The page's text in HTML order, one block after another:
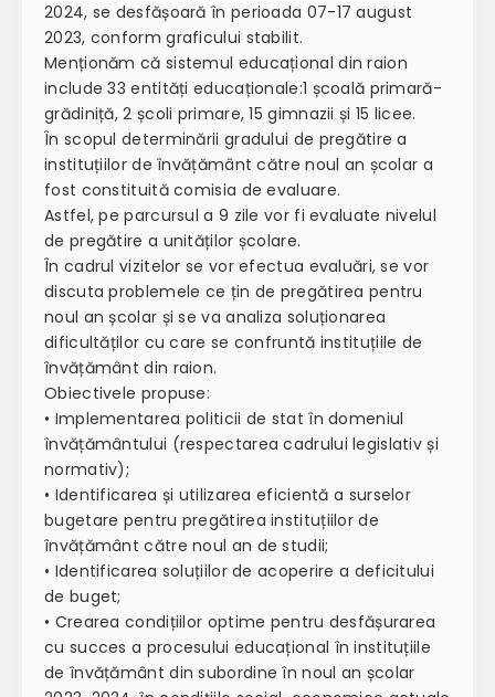
2024, se desfășoară în perioada 07-17 august
2023, conform graficului stabilit.
Menționăm că sistemul educațional din raion
include 33 entități educaționale:1 școală primară-
grădiniță, 2 școli primare, 15 gimnazii și 15 licee.
În scopul determinării gradului de pregătire a
instituțiilor de învățământ către noul an școlar a
fost constituită comisia de evaluare.
Astfel, pe parcursul a 9 zile vor fi evaluate nivelul
de pregătire a unităților școlare.
În cadrul vizitelor se vor efectua evaluări, se vor
discuta problemele ce țin de pregătirea pentru
noul an școlar și se va analiza soluționarea
dificultăților cu care se confruntă instituțiile de
învățământ din raion.
Obiectivele propuse:
• Implementarea politicii de stat în domeniul
învățământului (respectarea cadrului legislativ și
normativ);
• Identificarea și utilizarea eficientă a surselor
bugetare pentru pregătirea instituțiilor de
învățământ către noul an de studii;
• Identificarea soluțiilor de acoperire a deficitului
de buget;
• Crearea condițiilor optime pentru desfășurarea
cu succes a procesului educațional în instituțiile
de învățământ din subordine în noul an școlar